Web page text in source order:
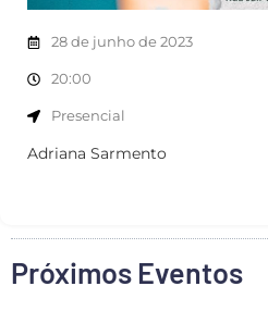
28 de junho de 2023
20:00
Presencial
Adriana Sarmento
Próximos Eventos